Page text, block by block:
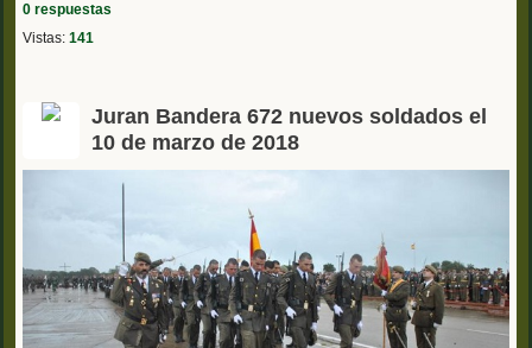
0 respuestas
Vistas: 141
Juran Bandera 672 nuevos soldados el
10 de marzo de 2018